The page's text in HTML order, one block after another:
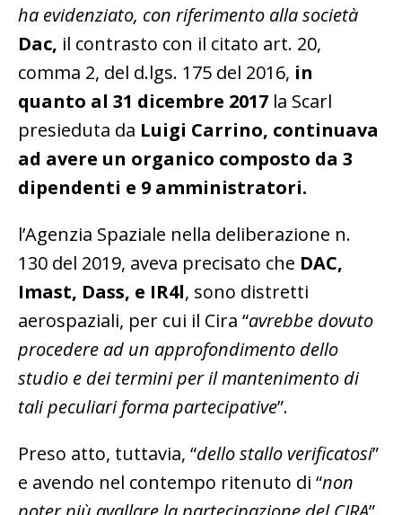
ha evidenziato, con riferimento alla società
Dac, il contrasto con il citato art. 20,
comma 2, del d.lgs. 175 del 2016, in
quanto al 31 dicembre 2017 la Scarl
presieduta da Luigi Carrino, continuava
ad avere un organico composto da 3
dipendenti e 9 amministratori.
l’Agenzia Spaziale nella deliberazione n.
130 del 2019, aveva precisato che DAC,
Imast, Dass, e IR4l, sono distretti
aerospaziali, per cui il Cira “avrebbe dovuto
procedere ad un approfondimento dello
studio e dei termini per il mantenimento di
tali peculiari forma partecipative”.
Preso atto, tuttavia, “dello stallo verificatosi”
e avendo nel contempo ritenuto di “non